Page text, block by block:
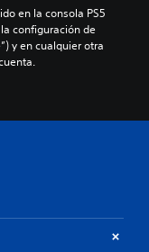
en la consola PS5
configuración de
y en cualquier otra